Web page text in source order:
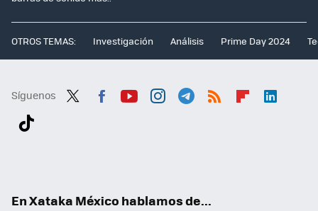
OTROS TEMAS: Investigación Análisis Prime Day 2024
Síguenos
En Xataka México hablamos de...